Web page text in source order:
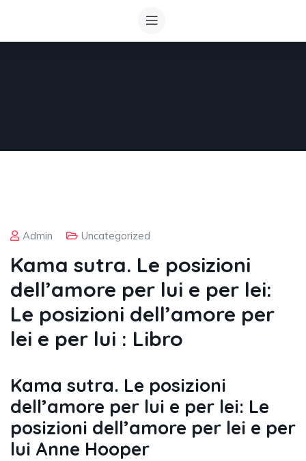
Admin Uncategorized
Kama sutra. Le posizioni
dell’amore per lui e per lei:
Le posizioni dell’amore per
lei e per lui : Libro
Kama sutra. Le posizioni
dell’amore per lui e per lei: Le
posizioni dell’amore per lei e per
lui Anne Hooper